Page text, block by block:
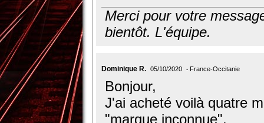
Merci pour votre
bientôt. L'équipe.
Dominique R. 05/10/2020 France-Occitanie
Bonjour,
J'ai acheté voilà quatre
"marque inconnue".